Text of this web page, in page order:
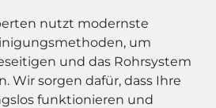
nutzt modernste
um
und das Rohrsystem
Wir sorgen dafür, dass Ihre
funktionieren und